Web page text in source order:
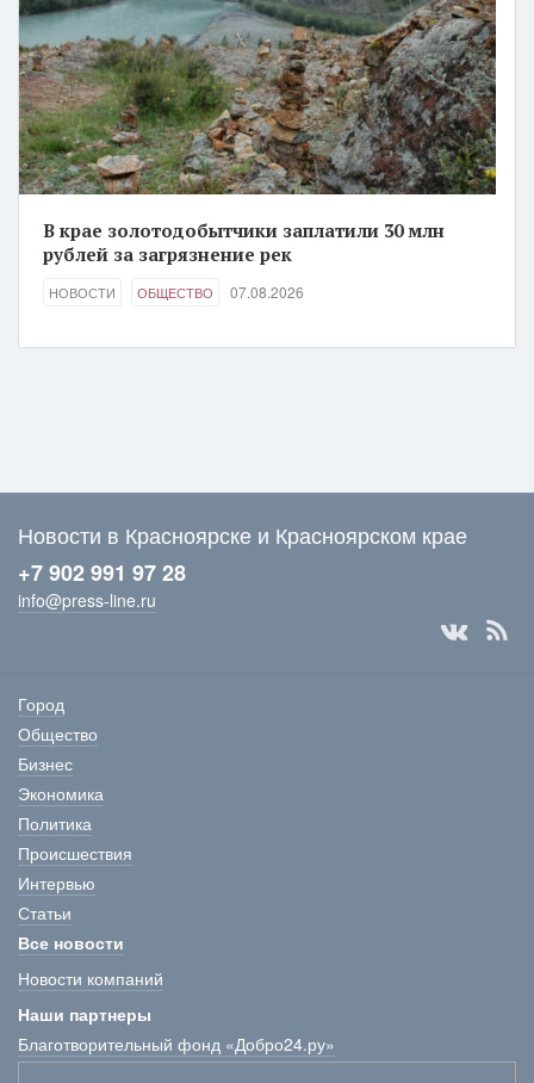
В крае золотодобытчики заплатили 30 млн
рублей за загрязнение рек
НОВОСТИ ОБЩЕСТВО 07.08.2026
Новости в Красноярске и Красноярском крае
+7 902 991 97 28
info@press-line.ru
Город
Общество
Бизнес
Экономика
Политика
Происшествия
Интервью
Статьи
Все новости
Новости компаний
Наши партнеры
Благотворительный фонд «Добро24.ру»